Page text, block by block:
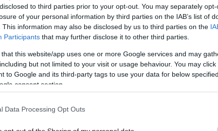
to third parties prior to your opt-out. You may separately
of your personal information by third parties on the IAB’s list of
This information may also be disclosed by us to third parties on the
Participants that may further disclose it to other third parties.
that this website/app uses one or more Google services and may
but not limited to your visit or usage behaviour. You may
to Google and its third-party tags to use your data for below
consent section.
Data Processing Opt Outs
– Celta: las posibles alineaciones
Jesus Gallo
¿Quién jugará en los locales? ¿Cuál será la alineación que
Rafa Benítez? A continuación, las posibles alineaciones
Cádiz-Celta.